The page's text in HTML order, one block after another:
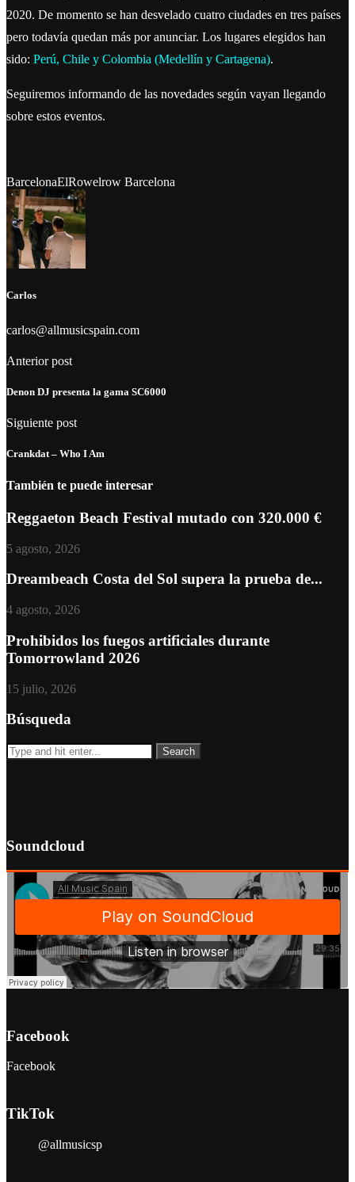
2020. De momento se han desvelado cuatro ciudades en tres países
pero todavía quedan más por anunciar. Los lugares elegidos han
sido: Perú, Chile y Colombia (Medellín y Cartagena).
Seguiremos informando de las novedades según vayan llegando
sobre estos eventos.
BarcelonaElRowelrow Barcelona
Carlos
carlos@allmusicspain.com
Anterior post
Denon DJ presenta la gama SC6000
Siguiente post
Crankdat – Who I Am
También te puede interesar
Reggaeton Beach Festival mutado con 320.000 €
5 agosto, 2026
Dreambeach Costa del Sol supera la prueba de...
4 agosto, 2026
Prohibidos los fuegos artificiales durante
Tomorrowland 2026
15 julio, 2026
Búsqueda
Soundcloud
Facebook
Facebook
TikTok
@allmusicsp